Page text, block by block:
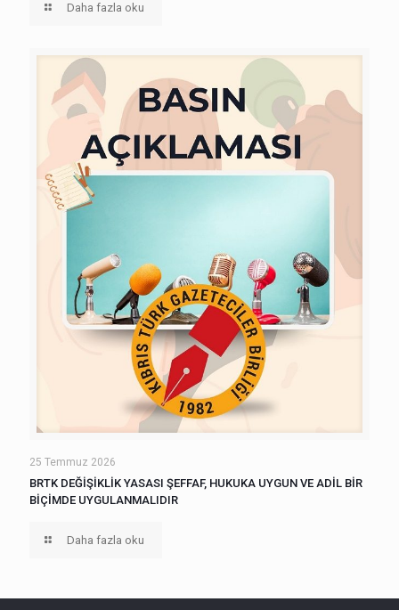
Daha fazla oku
25 Temmuz 2026
BRTK DEĞİŞİKLİK YASASI ŞEFFAF, HUKUKA UYGUN VE ADİL BİR
BİÇİMDE UYGULANMALIDIR
Daha fazla oku